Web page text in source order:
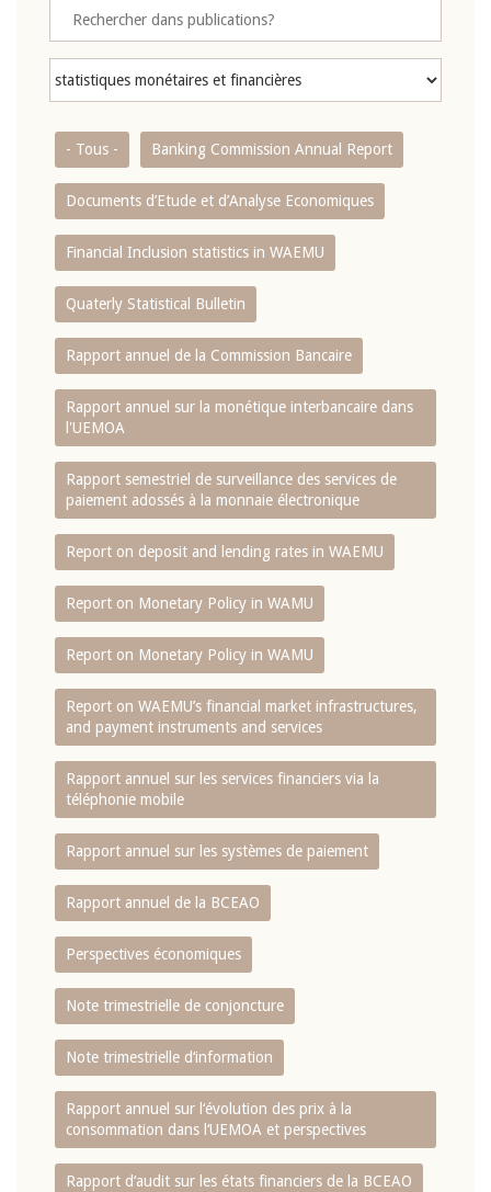
- Tous - Banking Commission Annual Report
Documents d’Etude et d’Analyse Economiques
Financial Inclusion statistics in WAEMU
Quaterly Statistical Bulletin
Rapport annuel de la Commission Bancaire
Rapport annuel sur la monétique interbancaire dans
l'UEMOA
Rapport semestriel de surveillance des services de
paiement adossés à la monnaie électronique
Report on deposit and lending rates in WAEMU
Report on Monetary Policy in WAMU
Report on Monetary Policy in WAMU
Report on WAEMU’s financial market infrastructures,
and payment instruments and services
Rapport annuel sur les services financiers via la
téléphonie mobile
Rapport annuel sur les systèmes de paiement
Rapport annuel de la BCEAO
Perspectives économiques
Note trimestrielle de conjoncture
Note trimestrielle d‘information
Rapport annuel sur l‘évolution des prix à la
consommation dans l‘UEMOA et perspectives
Rapport d‘audit sur les états financiers de la BCEAO